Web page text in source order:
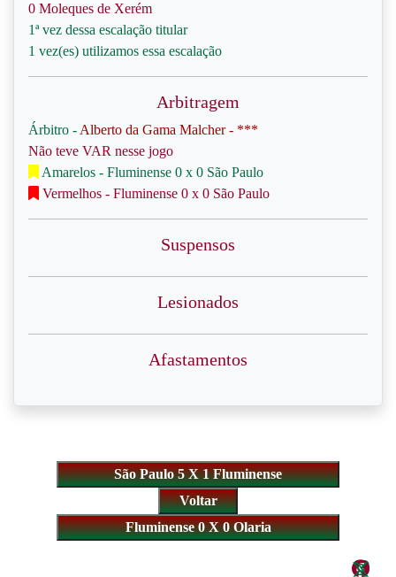
0 Moleques de Xerém
1ª vez dessa escalação titular
1 vez(es) utilizamos essa escalação
Arbitragem
Árbitro - Alberto da Gama Malcher - ***
Não teve VAR nesse jogo
Amarelos - Fluminense 0 x 0 São Paulo
Vermelhos - Fluminense 0 x 0 São Paulo
Suspensos
Lesionados
Afastamentos